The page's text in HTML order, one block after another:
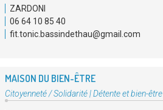
:
ZARDONI
06 64 10 85 40
fit.tonic.bassindethau@gmail.com
MAISON DU BIEN-ÊTRE
Type
Citoyenneté / Solidarité|Détente et bien-être